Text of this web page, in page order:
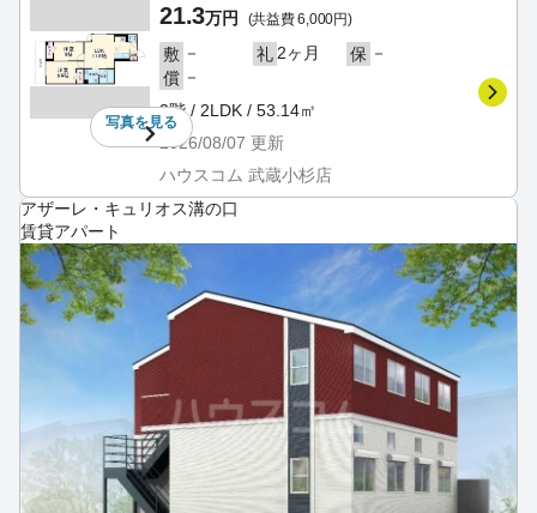
写真を見る
21.3万円 (共益費 6,000円)
敷 － 礼 2ヶ月 保 －
償 －
3階 / 2LDK / 53.14㎡
2026/08/07 更新
ハウスコム 武蔵小杉店
アザーレ・キュリオス溝の口
賃貸アパート